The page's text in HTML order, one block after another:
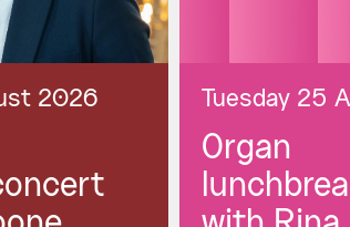
2026 Tuesday 25
Organ